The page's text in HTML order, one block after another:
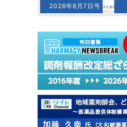
2026年8月7日号